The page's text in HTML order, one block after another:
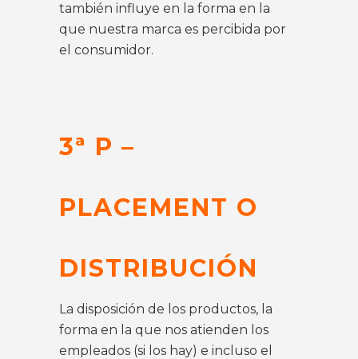
también influye en la forma en la
que nuestra marca es percibida por
el consumidor.
3ª P –
PLACEMENT O
DISTRIBUCIÓN
La disposición de los productos, la
forma en la que nos atienden los
empleados (si los hay) e incluso el